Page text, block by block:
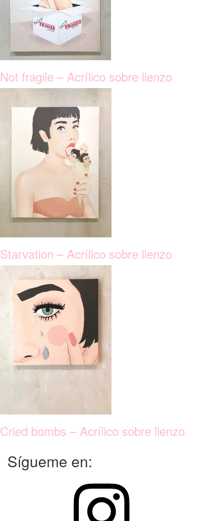
Not fragile – Acrílico sobre lienzo
Starvation – Acrílico sobre lienzo
Cried bombs – Acrílico sobre lienzo
Sígueme en: